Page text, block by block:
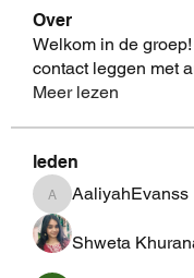
Over
Welkom in de
contact leggen met
Meer lezen
leden
AaliyahEvanss
AaliyahEvanss
Shweta